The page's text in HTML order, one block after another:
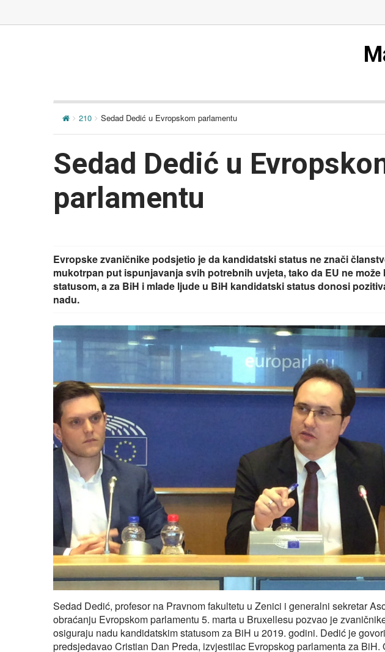
210 Sedad Dedić u Evropskom parlamentu
Sedad Dedić u
parlamentu
Evropske zvaničnike podsjetio je da kandidatski status ne znači
mukotrpan put ispunjavanja svih potrebnih uvjeta, tako da EU ne
statusom, a za BiH i mlade ljude u BiH kandidatski status donosi
nadu.
Sedad Dedić, profesor na Pravnom fakultetu u Zenici i generalni sekretar
obraćanju Evropskom parlamentu 5. marta u Bruxellesu pozvao je
osiguraju nadu kandidatskim statusom za BiH u 2019. godini. Dedić je
predsjedavao Cristian Dan Preda, izvjestilac Evropskog parlamenta za BiH.